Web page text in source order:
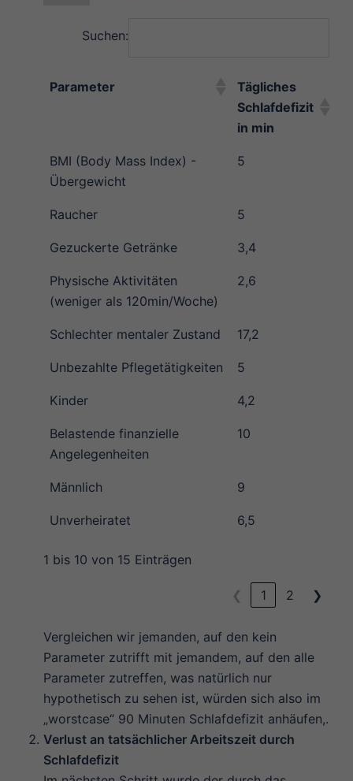
Suchen:
Parameter
Tägliches
Schlafdefizit
in min
BMI (Body Mass Index) -
Übergewicht
5
Raucher 5
Gezuckerte Getränke 3,4
Physische Aktivitäten
(weniger als 120min/Woche)
2,6
Schlechter mentaler Zustand 17,2
Unbezahlte Pflegetätigkeiten 5
Kinder 4,2
Belastende finanzielle
Angelegenheiten
10
Männlich 9
Unverheiratet 6,5
1 bis 10 von 15 Einträgen
❮ 1 2 ❯
Vergleichen wir jemanden, auf den kein
Parameter zutrifft mit jemandem, auf den alle
Parameter zutreffen, was natürlich nur
hypothetisch zu sehen ist, würden sich also im
„worstcase“ 90 Minuten Schlafdefizit anhäufen,.
Verlust an tatsächlicher Arbeitszeit durch
Schlafdefizit